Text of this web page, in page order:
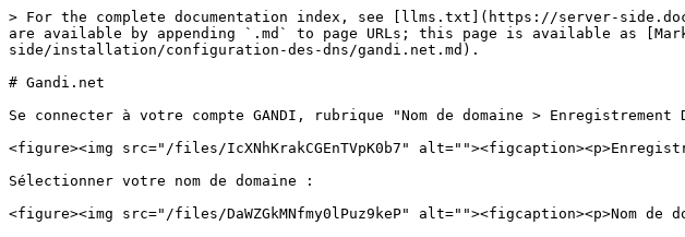
> For the complete documentation index, see [llms.txt](https://server-
are available by appending `.md` to page URLs; this page is available as
side/installation/configuration-des-dns/gandi.net.md).
# Gandi.net
Se connecter à votre compte GANDI, rubrique "Nom de domaine > Enregistrement
<figure><img src="/files/IcXNhKrakCGEnTVpK0b7"
Sélectionner votre nom de domaine :
<figure><img src="/files/DaWZGkMNfmy0lPuz9keP" alt=""><figcaption><p>Nom de